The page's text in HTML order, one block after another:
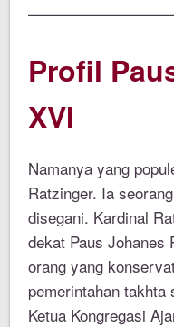
Profil
XVI
Namanya yang
Ratzinger. Ia
disegani. Kardinal
dekat Paus Johanes
orang yang
pemerintahan takhta
Ketua Kongregasi